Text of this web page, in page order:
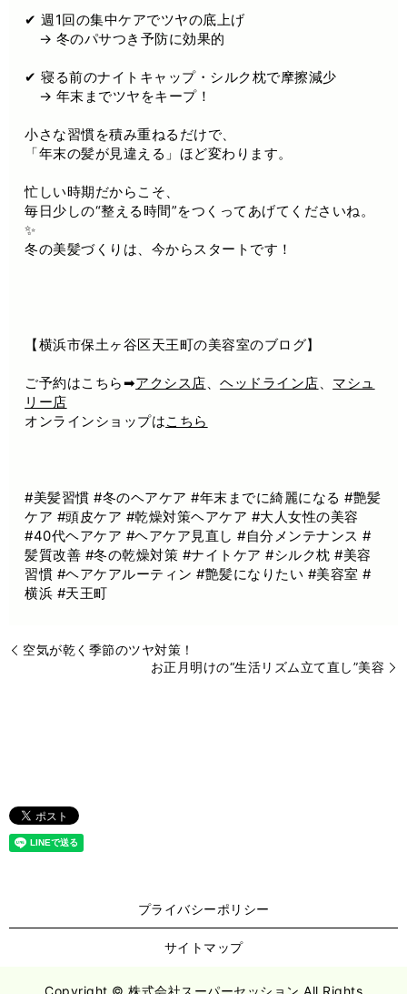
✔ 週1回の集中ケアでツヤの底上げ
→ 冬のパサつき予防に効果的
✔ 寝る前のナイトキャップ・シルク枕で摩擦減少
→ 年末までツヤをキープ！
小さな習慣を積み重ねるだけで、
「年末の髪が見違える」ほど変わります。
忙しい時期だからこそ、
毎日少しの“整える時間”をつくってあげてくださいね。
✨
冬の美髪づくりは、今からスタートです！
【横浜市保土ヶ谷区天王町の美容室のブログ】
ご予約はこちら➡アクシス店、ヘッドライン店、 マシュ
リー店
オンラインショップはこちら
#美髪習慣 #冬のヘアケア #年末までに綺麗になる #艶髪
ケア #頭皮ケア #乾燥対策ヘアケア #大人女性の美容
#40代ヘアケア #ヘアケア見直し #自分メンテナンス #
髪質改善 #冬の乾燥対策 #ナイトケア #シルク枕 #美容
習慣 #ヘアケアルーティン #艶髪になりたい #美容室 #
横浜 #天王町
空気が乾く季節のツヤ対策！
お正月明けの“生活リズム立て直し”美容
プライバシーポリシー
サイトマップ
Copyright © 株式会社スーパーセッション All Rights